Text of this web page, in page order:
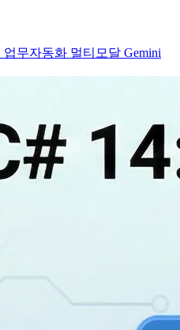
업무자동화 멀티모달 Gemini